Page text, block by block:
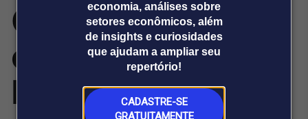
economia, análises sobre
setores econômicos, além
de insights e curiosidades
que ajudam a ampliar seu
repertório!
CADASTRE-SE
GRATUITAMENTE
Plataformas
Broadcast
Broadcast+
O mercado
financeiro em
tempo real
Sobre nós Releases Broadcast
Prêmio Broadcast
Analistas
Prêmio Broadcast
Empresas
Agências de
comunicação
Releases
Governo Lula
calcula que terá
R$ 46 bilhões a